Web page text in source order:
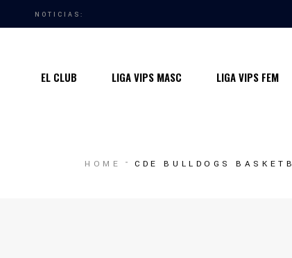
NOTICIAS:
EL CLUB
Quiénes somos
LIGA VIPS MASC LIGA VIPS FEM
Contacto
HOME CDE BULLDOGS